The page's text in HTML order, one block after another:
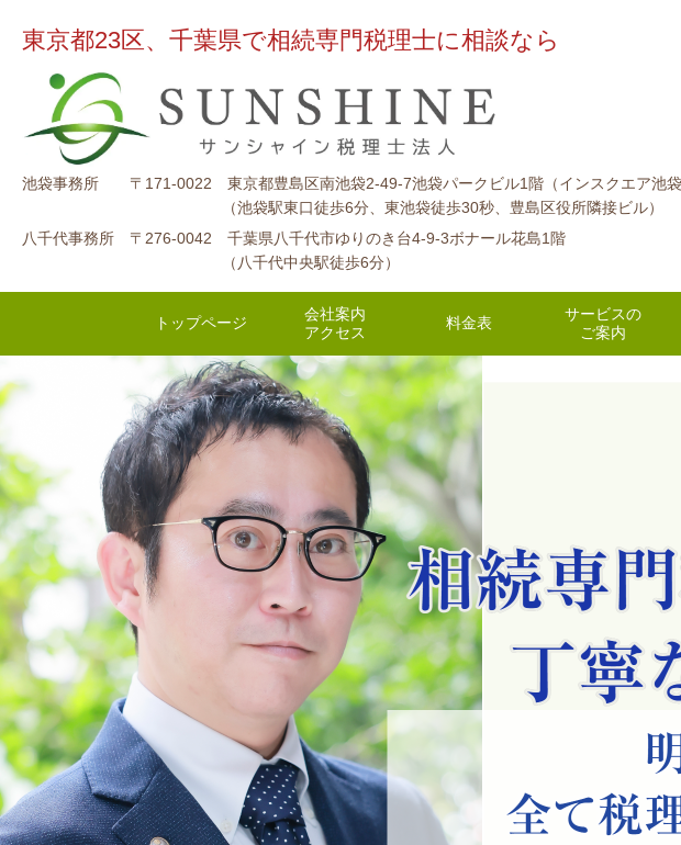
東京都23区、千葉県で相続専門税理士に相談なら
池袋事務所 〒171-0022 東京都豊島区南池袋2-49-7池袋パークビル1階（インスクエア池袋
（池袋駅東口徒歩6分、東池袋徒歩30秒、豊島区役所隣接ビル）
八千代事務所 〒276-0042 千葉県八千代市ゆりのき台4-9-3ボナール花島1階
（八千代中央駅徒歩6分）
トップページ
会社案内
アクセス
料金表
サービスの
ご案内